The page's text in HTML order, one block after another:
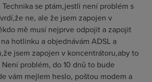
se ptám,jestli není problém s
ne, ale že jsem zapojen v
mě musí nejprve odpojit a zapojit
hotlinku a objednávám ADSL a
jsem zapojen v koncentrátoru,aby to
problém, do 10 dnů to bude
vám mejlem heslo, poštou modem a